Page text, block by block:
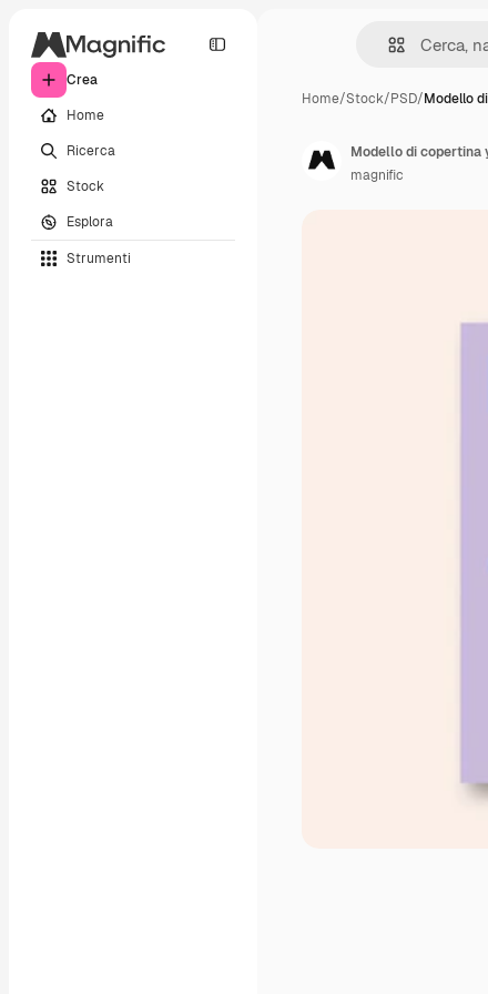
Crea
Home
Ricerca
Stock
Esplora
Strumenti
Home/Stock/PSD/Modello
Modello di copertina
magnific